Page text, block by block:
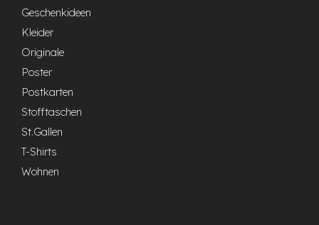
Geschenkideen
Kleider
Originale
Poster
Postkarten
Stofftaschen
St.Gallen
T-Shirts
Wohnen